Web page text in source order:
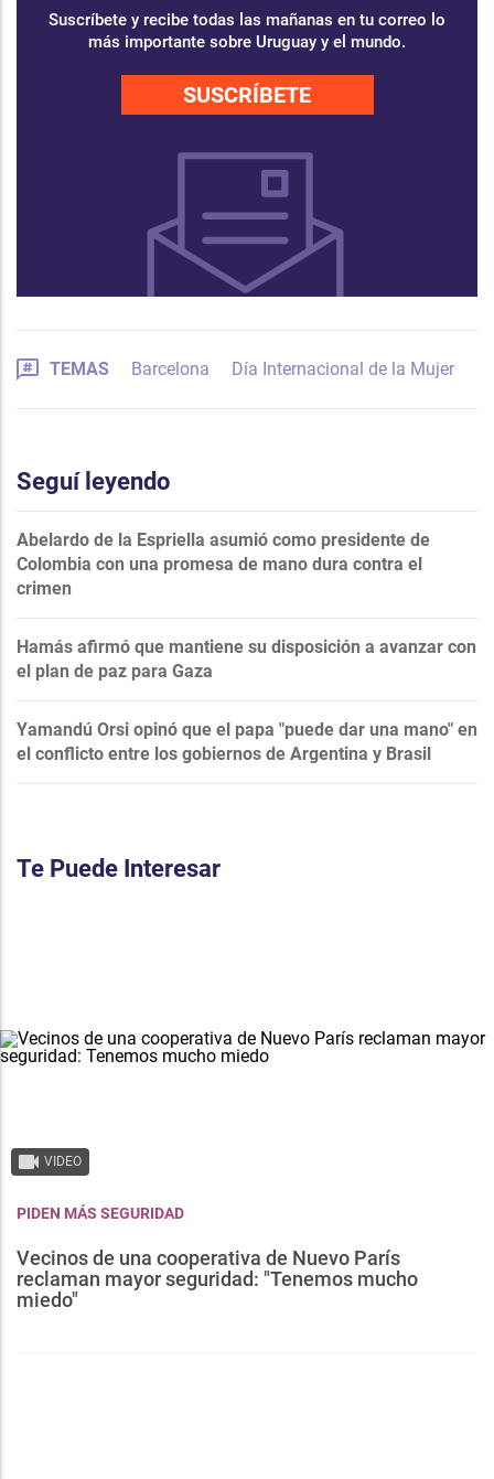
Suscríbete y recibe todas las mañanas en tu correo lo
más importante sobre Uruguay y el mundo.
SUSCRÍBETE
TEMAS Barcelona Día Internacional de la Mujer
Seguí leyendo
Abelardo de la Espriella asumió como presidente de
Colombia con una promesa de mano dura contra el
crimen
Hamás afirmó que mantiene su disposición a avanzar con
el plan de paz para Gaza
Yamandú Orsi opinó que el papa "puede dar una mano" en
el conflicto entre los gobiernos de Argentina y Brasil
Te Puede Interesar
VIDEO
PIDEN MÁS SEGURIDAD
Vecinos de una cooperativa de Nuevo París
reclaman mayor seguridad: "Tenemos mucho
miedo"